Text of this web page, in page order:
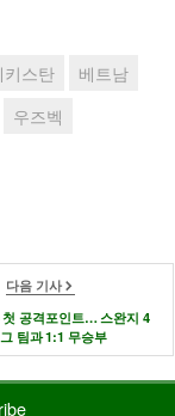
키스탄
베트남
우즈벡
다음 기사
첫 공격포인트… 스완지 4
팀과 1:1 무승부